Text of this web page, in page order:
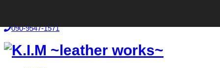
090-9547-1571